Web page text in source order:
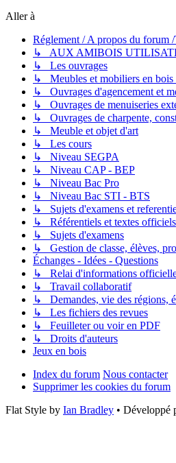
Aller à
Réglement / A propos du forum
↳ AUX AMIBOIS
↳ Les ouvrages
↳ Meubles et mobiliers en bois
↳ Ouvrages d'agencement et
↳ Ouvrages de menuiseries
↳ Ouvrages de charpente,
↳ Meuble et objet d'art
↳ Les cours
↳ Niveau SEGPA
↳ Niveau CAP - BEP
↳ Niveau Bac Pro
↳ Niveau Bac STI - BTS
↳ Sujets d'examens et
↳ Référentiels et textes officiels
↳ Sujets d'examens
↳ Gestion de classe, élèves,
Échanges - Idées - Questions
↳ Relai d'informations
↳ Travail collaboratif
↳ Demandes, vie des régions,
↳ Les fichiers des revues
↳ Feuilleter ou voir en PDF
↳ Droits d'auteurs
Jeux en bois
Index du forum Nous contacter
Supprimer les cookies du forum
Flat Style by Ian Bradley • Développé